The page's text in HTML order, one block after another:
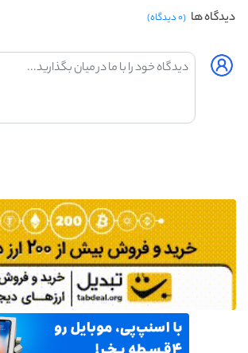
دیدگاه ها (۰ دیدگاه)